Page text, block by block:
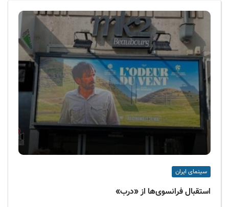
ی
س
ا
ی
ر
ا
ن
سینمای ایران
استقبال فرانسوی‌ها از «درب»